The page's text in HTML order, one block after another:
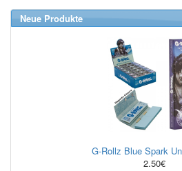
Neue Produkte
G-Rollz Blue Spark
2.50€